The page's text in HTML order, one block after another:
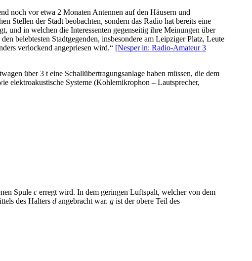
noch vor etwa 2 Monaten Antennen auf den Häusern und
Stellen der Stadt beobachten, sondern das Radio hat bereits eine
und in welchen die Interessenten gegenseitig ihre Meinungen über
belebtesten Stadtgegenden, insbesondere am Leipziger Platz, Leute
verlockend angepriesen wird.“ [Nesper in: Radio-Amateur 3
über 3 t eine Schallübertragungsanlage haben müssen, die dem
elektroakustische Systeme (Kohlemikrophon – Lautsprecher,
Spule c erregt wird. In dem geringen Luftspalt, welcher von dem
des Halters d angebracht war. g ist der obere Teil des